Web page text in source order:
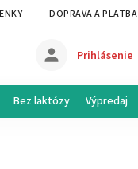
DOPRAVA A PLATBA
Prihlásenie
Bez laktózy Výpredaj